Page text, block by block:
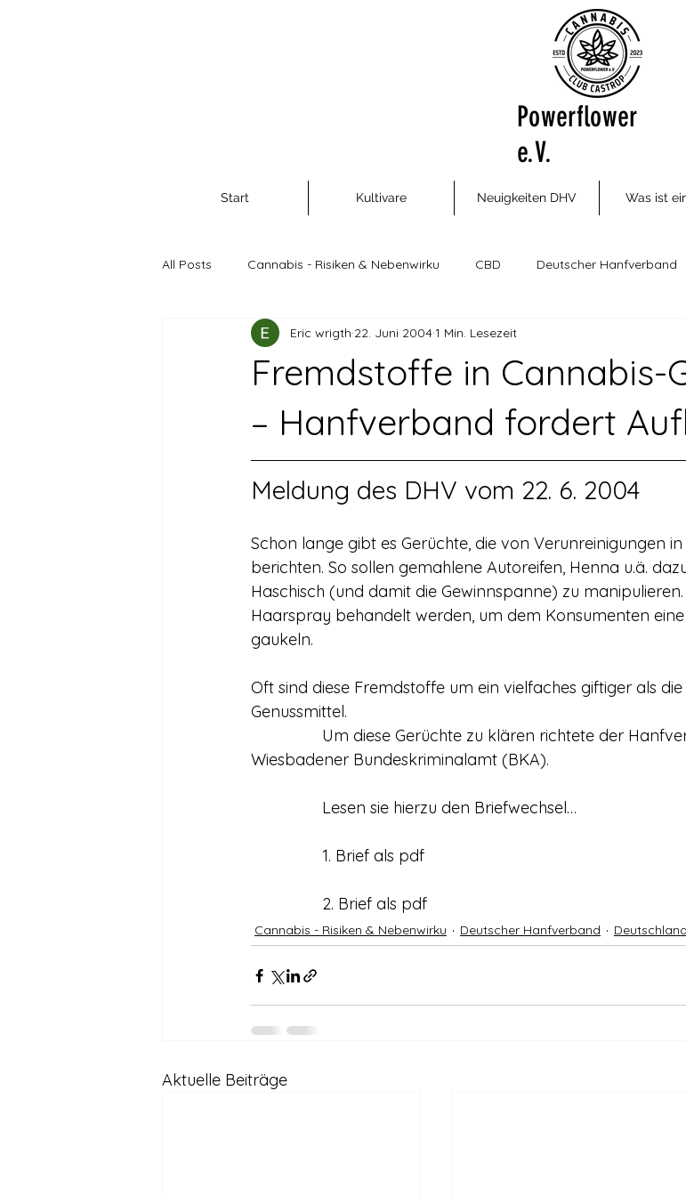
Powerflower
e.V.
Start Kultivare Neuigkeiten DHV Was ist
All Posts Cannabis - Risiken & Nebenwirku CBD Deutscher Hanfverband
Cannabis als Rohstoff und Nahrungsm Cannabis Social Clubs
Führerschein Europa Drogenpolitik - DHV
Legalisierte Länder Hanfszene
Recht & Urteile Schäden durch Prohibition Panorama & Merkwürdiges
Stimmen gegen die Legalisierung Streckmittel Wirtschaft Test
Wissenschaft zu Drogenpolitik und a
Fremdstoffe in Cannabis-
– Hanfverband fordert
Eric wrigth 22. Juni 20041 Min. Lesezeit
Meldung des DHV vom 22. 6. 2004
Schon lange gibt es Gerüchte, die von Verunreinigungen
berichten. So sollen gemahlene Autoreifen, Henna u.ä.
Haschisch (und damit die Gewinnspanne) zu
Haarspray behandelt werden, um dem Konsumenten
gaukeln.
Oft sind diese Fremdstoffe um ein vielfaches giftiger als
Genussmittel.
Wiesbadener Bundeskriminalamt (BKA).
		Lesen sie hierzu den Briefwechsel…
		1. Brief als pdf
		2. Brief als pdf
Cannabis - Risiken & Nebenwirku Deutscher Hanfverband Deutschland
Aktuelle Beiträge